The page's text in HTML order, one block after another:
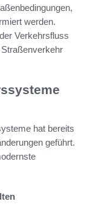
werden.
Verkehrsfluss
hat bereits
geführt.